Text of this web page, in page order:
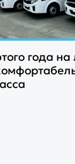
года